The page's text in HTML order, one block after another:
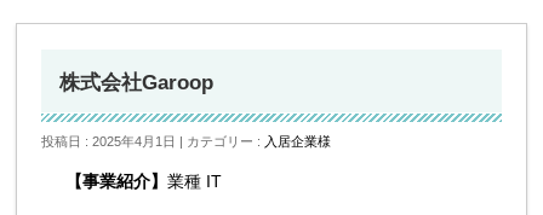
株式会社Garoop
投稿日 : 2025年4月1日 カテゴリー : 入居企業様
【事業紹介】業種 IT